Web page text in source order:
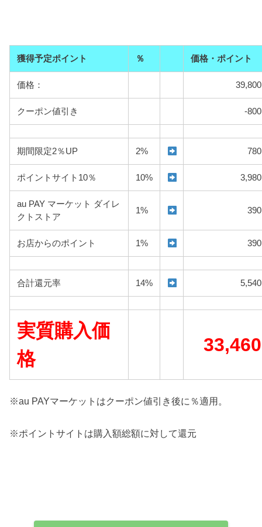
獲得予定ポイント ％ 価格・ポイント
価格： 39,800
クーポン値引き -800
期間限定2％UP 2% 780
ポイントサイト10％ 10% 3,980
au PAY マーケット ダイレ
クトストア
1% 390
お店からのポイント 1% 390
合計還元率 14% 5,540
実質購入価
格
33,460
※au PAYマーケットはクーポン値引き後に％適用。
※ポイントサイトは購入額総額に対して還元